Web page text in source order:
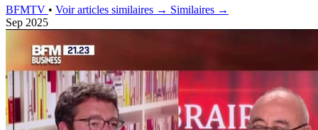
BFMTV • Voir articles similaires → Similaires →
Sep 2025